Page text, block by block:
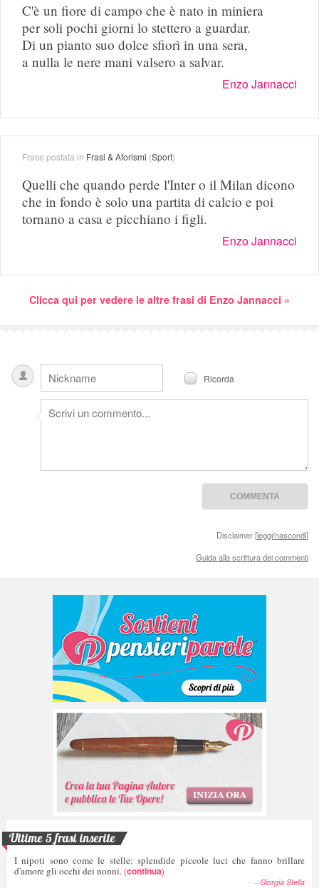
C'è un fiore di campo che è nato in miniera
per soli pochi giorni lo stettero a guardar.
Di un pianto suo dolce sfiorì in una sera,
a nulla le nere mani valsero a salvar.
Enzo Jannacci
Frase postata in Frasi & Aforismi (Sport)
Quelli che quando perde l'Inter o il Milan dicono
che in fondo è solo una partita di calcio e poi
tornano a casa e picchiano i figli.
Enzo Jannacci
Clicca qui per vedere le altre frasi di Enzo Jannacci »
Ricorda
Disclaimer [leggi/nascondi]
Guida alla scrittura dei commenti
Ultime 5 frasi inserite
I nipoti sono come le stelle: splendide piccole luci che fanno brillare
d'amore gli occhi dei nonni. (continua)
--Giorgia Stella